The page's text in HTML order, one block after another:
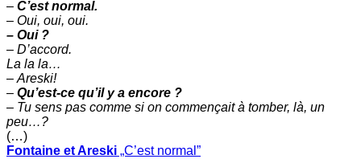
– C’est normal.
– Oui, oui, oui.
– Oui ?
– D’accord.
La la la…
– Areski!
– Qu’est-ce qu’il y a encore ?
– Tu sens pas comme si on commençait à tomber, là, un
peu…?
(…)
Fontaine et Areski „C’est normal”